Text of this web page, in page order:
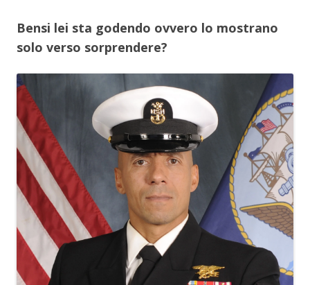
Bensi lei sta godendo ovvero lo mostrano
solo verso sorprendere?